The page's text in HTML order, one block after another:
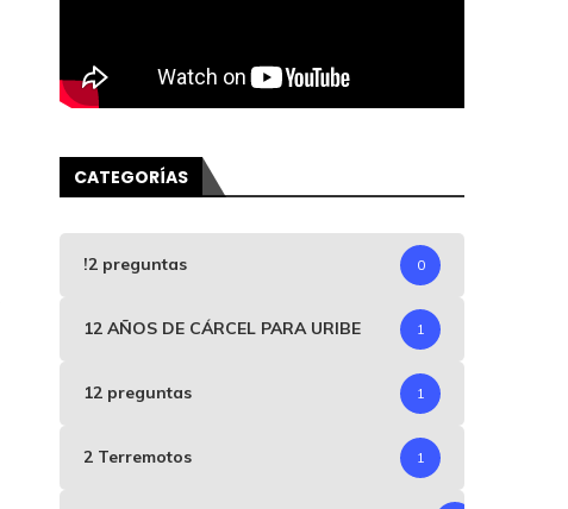
CATEGORÍAS
!2 preguntas 0
12 AÑOS DE CÁRCEL PARA URIBE 1
12 preguntas 1
2 Terremotos 1